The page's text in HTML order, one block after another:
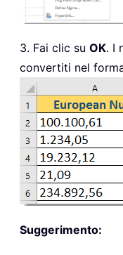
3. Fai clic su OK. I
convertiti nel
Suggerimento: